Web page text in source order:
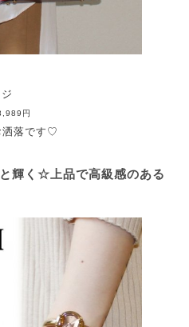
円
洒落です♡
輝く☆上品で高級感のある